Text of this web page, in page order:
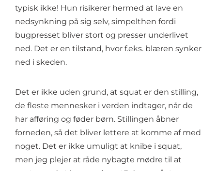
typisk ikke! Hun risikerer hermed at lave en
nedsynkning på sig selv, simpelthen fordi
bugpresset bliver stort og presser underlivet
ned. Det er en tilstand, hvor f.eks. blæren synker
ned i skeden.
Det er ikke uden grund, at squat er den stilling,
de fleste mennesker i verden indtager, når de
har afføring og føder børn. Stillingen åbner
forneden, så det bliver lettere at komme af med
noget. Det er ikke umuligt at knibe i squat,
men jeg plejer at råde nybagte mødre til at